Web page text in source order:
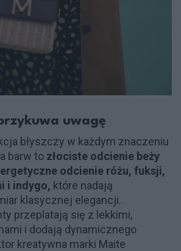
uwagę
błyszczy w każdym znaczeniu
barw to złociste odcienie beży
odcienie różu, fuksji,
i indygo, które nadają
klasycznej elegancji.
przeplatają się z lekkimi,
i dodają dynamicznego
kreatywna marki Maite